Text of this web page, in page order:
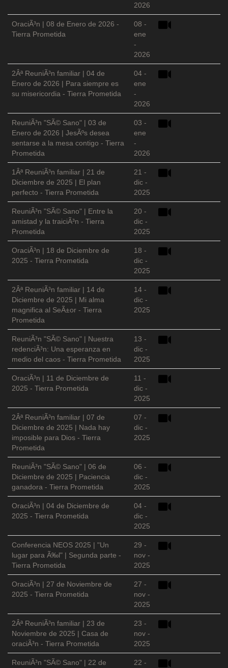
2026
OraciÃ³n | 08 de Enero de 2026 -
Tierra Prometida
08 -
ene
-
2026
2Âª ReuniÃ³n familiar | 04 de
Enero de 2026 | Para siempre es
su misericordia - Tierra Prometida
04 -
ene
-
2026
ReuniÃ³n "SÃ© Sano" | 03 de
Enero de 2026 | JesÃºs desea
sentarse a la mesa contigo - Tierra
Prometida
03 -
ene
-
2026
1Âª ReuniÃ³n familiar | 21 de
Diciembre de 2025 | El plan
perfecto - Tierra Prometida
21 -
dic -
2025
ReuniÃ³n "SÃ© Sano" | Entre la
amistad y la traiciÃ³n - Tierra
Prometida
20 -
dic -
2025
OraciÃ³n | 18 de Diciembre de
2025 - Tierra Prometida
18 -
dic -
2025
2Âª ReuniÃ³n familiar | 14 de
Diciembre de 2025 | Mi alma
magnifica al SeÃ±or - Tierra
Prometida
14 -
dic -
2025
ReuniÃ³n "SÃ© Sano" | Nuestra
redenciÃ³n: Una esperanza en
medio del caos - Tierra Prometida
13 -
dic -
2025
OraciÃ³n | 11 de Diciembre de
2025 - Tierra Prometida
11 -
dic -
2025
2Âª ReuniÃ³n familiar | 07 de
Diciembre de 2025 | Nada hay
imposible para Dios - Tierra
Prometida
07 -
dic -
2025
ReuniÃ³n "SÃ© Sano" | 06 de
Diciembre de 2025 | Paciencia
ganadora - Tierra Prometida
06 -
dic -
2025
OraciÃ³n | 04 de Diciembre de
2025 - Tierra Prometida
04 -
dic -
2025
Conferencia NEOS 2025 | "Un
lugar para Ã‰l" | Segunda parte -
Tierra Prometida
29 -
nov -
2025
OraciÃ³n | 27 de Noviembre de
2025 - Tierra Prometida
27 -
nov -
2025
2Âª ReuniÃ³n familiar | 23 de
Noviembre de 2025 | Casa de
oraciÃ³n - Tierra Prometida
23 -
nov -
2025
ReuniÃ³n "SÃ© Sano" | 22 de
22 -